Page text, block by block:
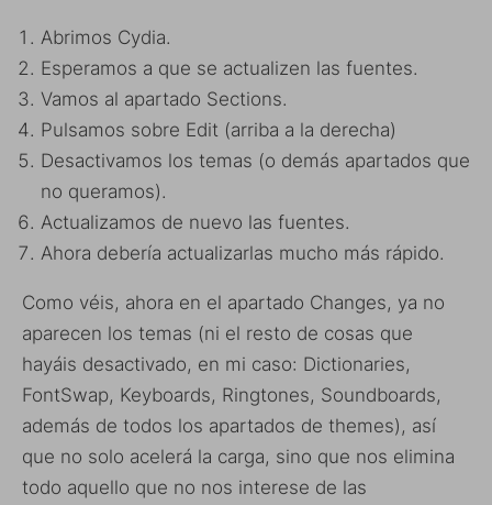
Abrimos Cydia.
Esperamos a que se actualizen las fuentes.
Vamos al apartado Sections.
Pulsamos sobre Edit (arriba a la derecha)
Desactivamos los temas (o demás apartados que
no queramos).
Actualizamos de nuevo las fuentes.
Ahora debería actualizarlas mucho más rápido.
Como véis, ahora en el apartado Changes, ya no
aparecen los temas (ni el resto de cosas que
hayáis desactivado, en mi caso: Dictionaries,
FontSwap, Keyboards, Ringtones, Soundboards,
además de todos los apartados de themes), así
que no solo acelerá la carga, sino que nos elimina
todo aquello que no nos interese de las